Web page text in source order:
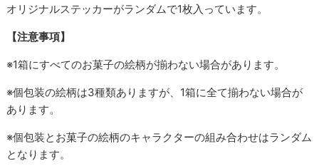
オリジナルステッカーがランダムで1枚入っています。
【注意事項】
※1箱にすべてのお菓子の絵柄が揃わない場合があります。
※個包装の絵柄は3種類ありますが、1箱に全て揃わない場合が
あります。
※個包装とお菓子の絵柄のキャラクターの組み合わせはランダム
となります。